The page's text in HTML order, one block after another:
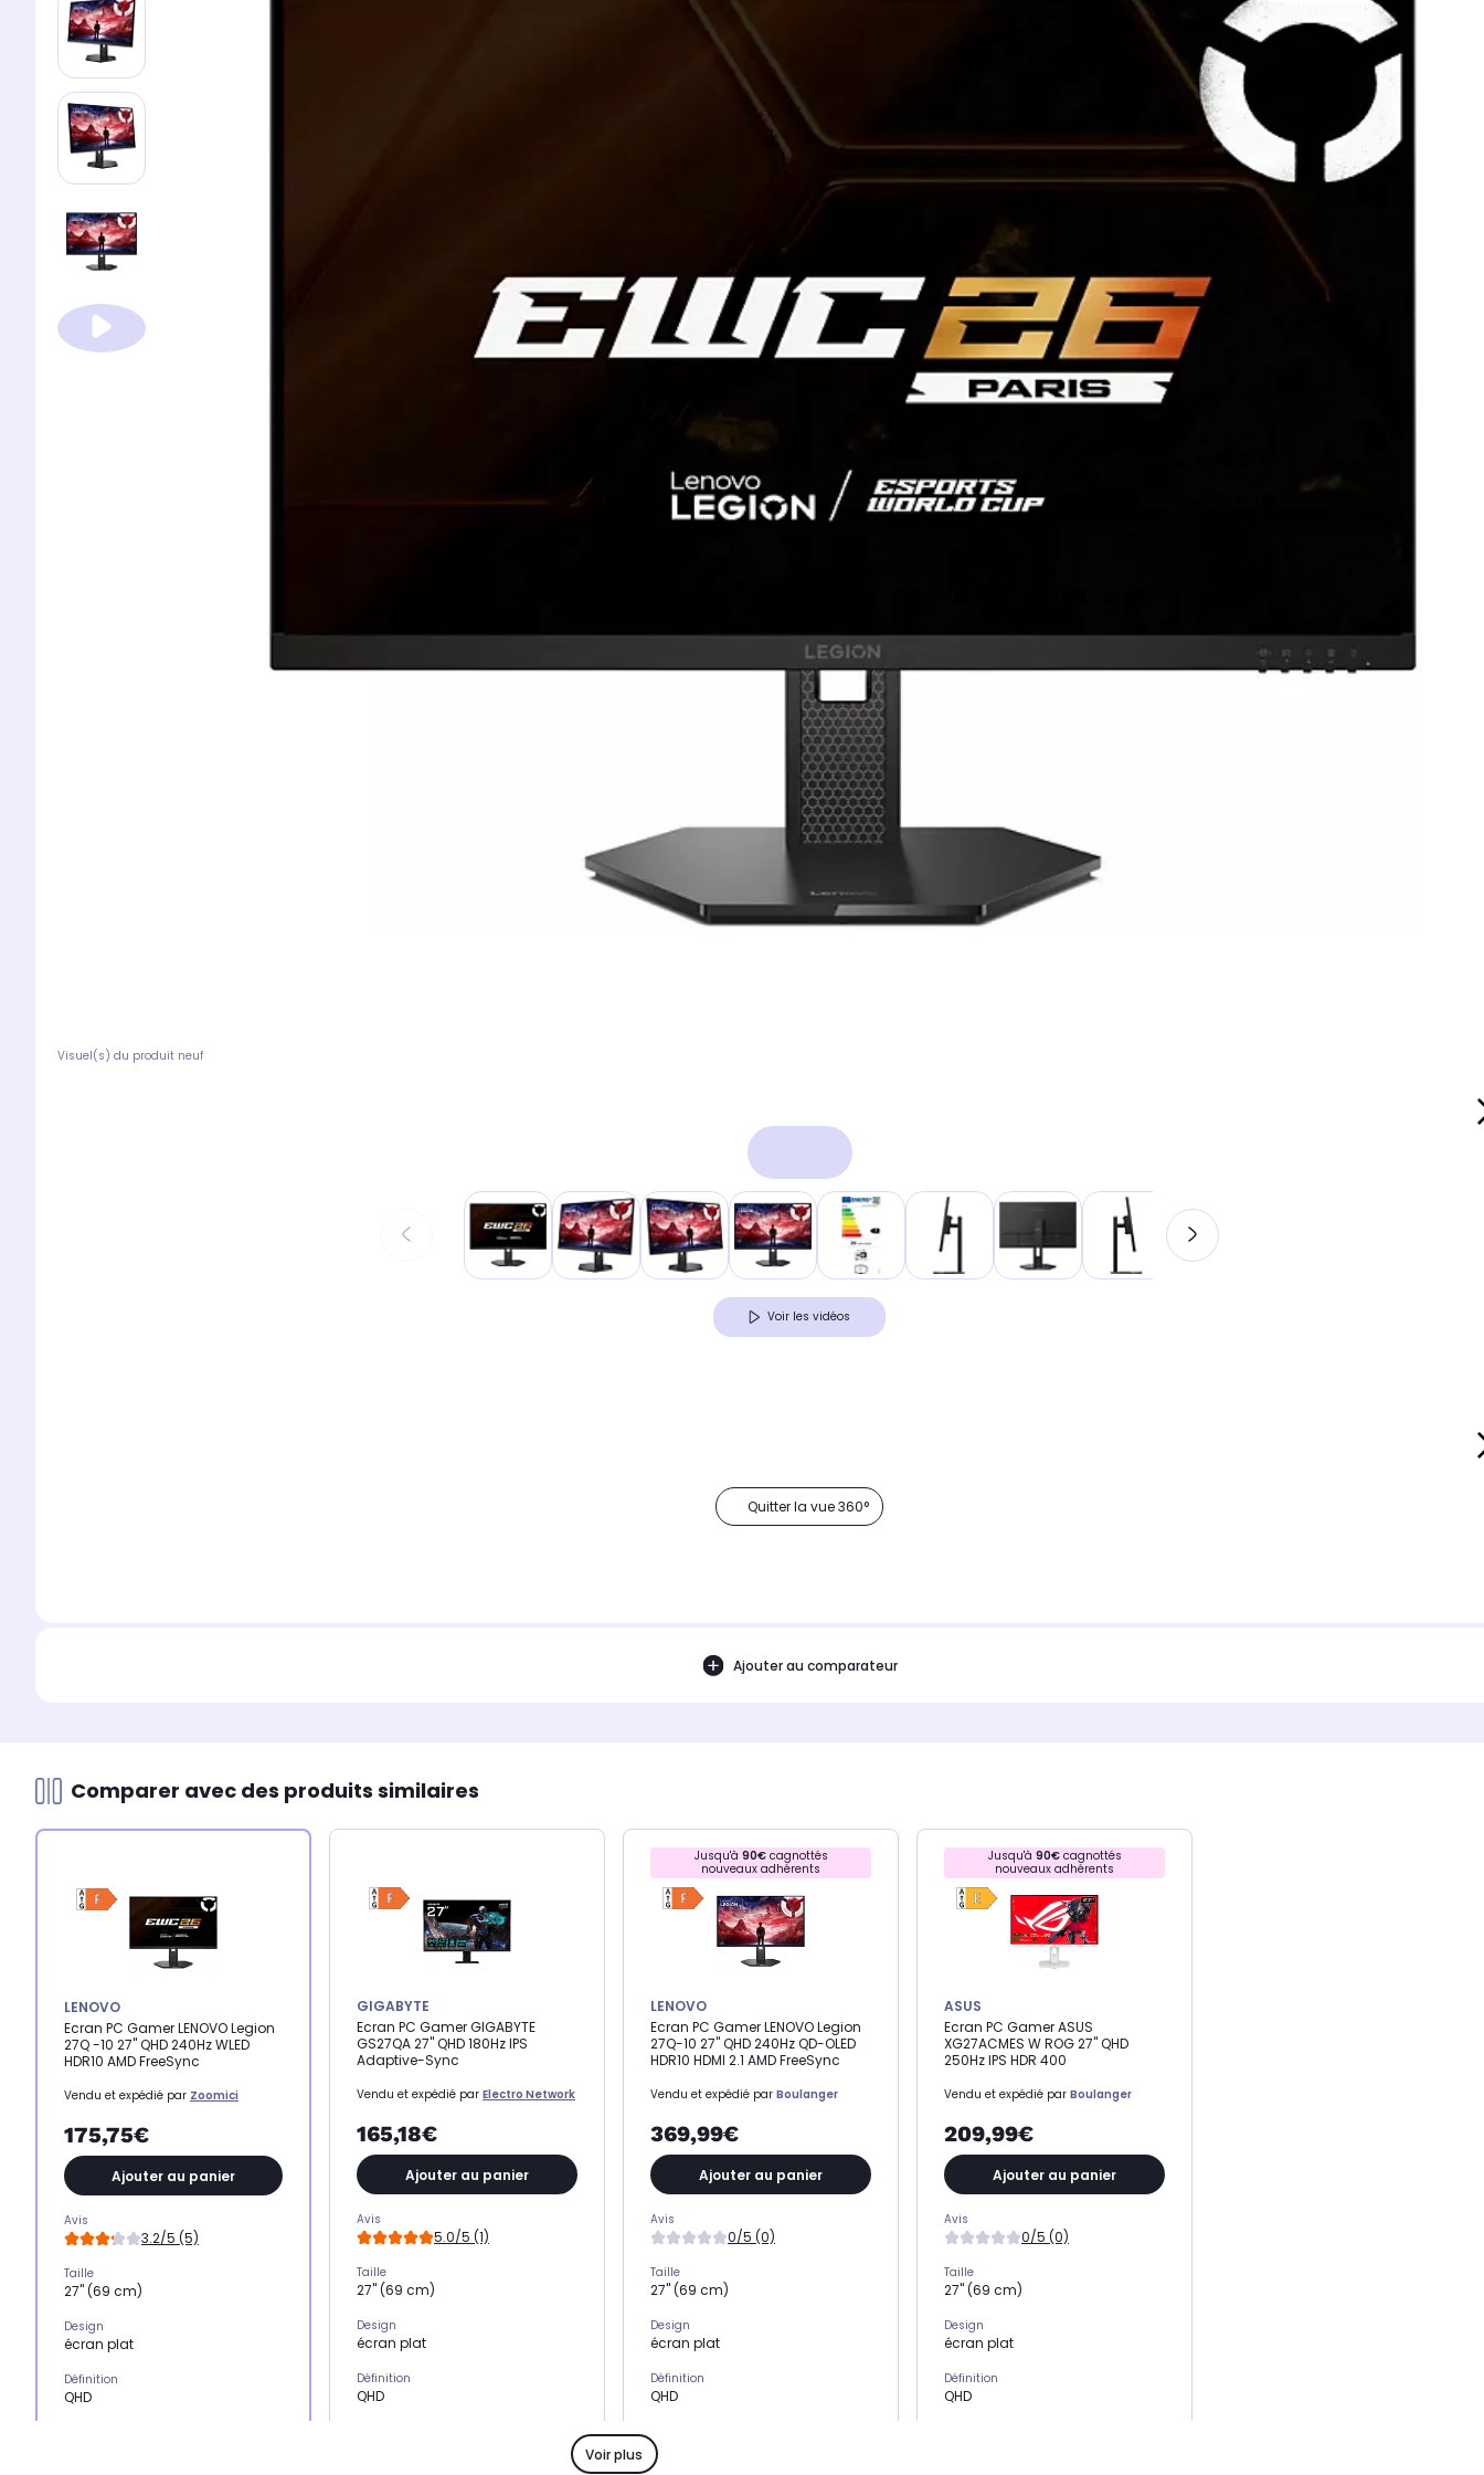
Visuel(s) du produit neuf
Voir les vidéos
Quitter la vue 360°
Ajouter au comparateur
Comparer avec des produits similaires
LENOVO
Ecran PC Gamer LENOVO Legion
27Q -10 27" QHD 240Hz WLED
HDR10 AMD FreeSync
Vendu et expédié par Zoomici
175,75€
Ajouter au panier
Avis
3.2/5 (5)
Taille
27" (69 cm)
Design
écran plat
Définition
QHD
GIGABYTE
Ecran PC Gamer GIGABYTE
GS27QA 27" QHD 180Hz IPS
Adaptive-Sync
Vendu et expédié par Electro Network
165,18€
Ajouter au panier
Avis
5.0/5 (1)
Taille
27" (69 cm)
Design
écran plat
Définition
QHD
Jusqu'à 90€cagnottés
nouveaux adhérents
LENOVO
Ecran PC Gamer LENOVO Legion
27Q-10 27" QHD 240Hz QD-OLED
HDR10 HDMI 2.1 AMD FreeSync
Vendu et expédié par Boulanger
369,99€
Ajouter au panier
Avis
0/5 (0)
Taille
27" (69 cm)
Design
écran plat
Définition
QHD
QD-OLED
Jusqu'à 90€cagnottés
nouveaux adhérents
ASUS
Ecran PC Gamer ASUS
XG27ACMES W ROG 27" QHD
250Hz IPS HDR 400
Vendu et expédié par Boulanger
209,99€
Ajouter au panier
Avis
0/5 (0)
Taille
27" (69 cm)
Design
écran plat
Définition
QHD
Voir plus